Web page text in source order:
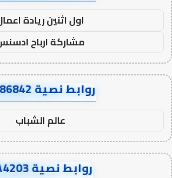
اول اثنين ريادة
مشاركة ارباح
روابط نصية AA86842
عالم الشباب
روابط نصية AA4203